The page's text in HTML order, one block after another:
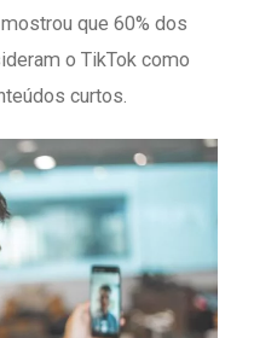
que 60% dos
o TikTok como
curtos.